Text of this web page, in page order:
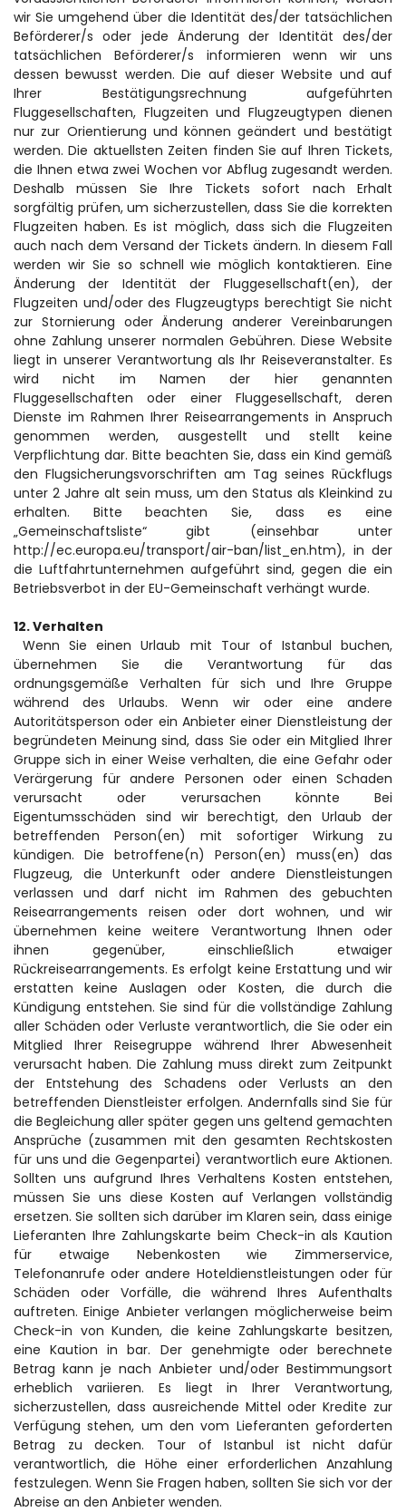
wir Sie umgehend über die Identität des/der tatsächlichen
Beförderer/s oder jede Änderung der Identität des/der
tatsächlichen Beförderer/s informieren wenn wir uns
dessen bewusst werden. Die auf dieser Website und auf
Ihrer Bestätigungsrechnung aufgeführten
Fluggesellschaften, Flugzeiten und Flugzeugtypen dienen
nur zur Orientierung und können geändert und bestätigt
werden. Die aktuellsten Zeiten finden Sie auf Ihren Tickets,
die Ihnen etwa zwei Wochen vor Abflug zugesandt werden.
Deshalb müssen Sie Ihre Tickets sofort nach Erhalt
sorgfältig prüfen, um sicherzustellen, dass Sie die korrekten
Flugzeiten haben. Es ist möglich, dass sich die Flugzeiten
auch nach dem Versand der Tickets ändern. In diesem Fall
werden wir Sie so schnell wie möglich kontaktieren. Eine
Änderung der Identität der Fluggesellschaft(en), der
Flugzeiten und/oder des Flugzeugtyps berechtigt Sie nicht
zur Stornierung oder Änderung anderer Vereinbarungen
ohne Zahlung unserer normalen Gebühren. Diese Website
liegt in unserer Verantwortung als Ihr Reiseveranstalter. Es
wird nicht im Namen der hier genannten
Fluggesellschaften oder einer Fluggesellschaft, deren
Dienste im Rahmen Ihrer Reisearrangements in Anspruch
genommen werden, ausgestellt und stellt keine
Verpflichtung dar. Bitte beachten Sie, dass ein Kind gemäß
den Flugsicherungsvorschriften am Tag seines Rückflugs
unter 2 Jahre alt sein muss, um den Status als Kleinkind zu
erhalten. Bitte beachten Sie, dass es eine
„Gemeinschaftsliste“ gibt (einsehbar unter
http://ec.europa.eu/transport/air-ban/list_en.htm), in der
die Luftfahrtunternehmen aufgeführt sind, gegen die ein
Betriebsverbot in der EU-Gemeinschaft verhängt wurde.
12. Verhalten
Wenn Sie einen Urlaub mit Tour of Istanbul buchen,
übernehmen Sie die Verantwortung für das
ordnungsgemäße Verhalten für sich und Ihre Gruppe
während des Urlaubs. Wenn wir oder eine andere
Autoritätsperson oder ein Anbieter einer Dienstleistung der
begründeten Meinung sind, dass Sie oder ein Mitglied Ihrer
Gruppe sich in einer Weise verhalten, die eine Gefahr oder
Verärgerung für andere Personen oder einen Schaden
verursacht oder verursachen könnte Bei
Eigentumsschäden sind wir berechtigt, den Urlaub der
betreffenden Person(en) mit sofortiger Wirkung zu
kündigen. Die betroffene(n) Person(en) muss(en) das
Flugzeug, die Unterkunft oder andere Dienstleistungen
verlassen und darf nicht im Rahmen des gebuchten
Reisearrangements reisen oder dort wohnen, und wir
übernehmen keine weitere Verantwortung Ihnen oder
ihnen gegenüber, einschließlich etwaiger
Rückreisearrangements. Es erfolgt keine Erstattung und wir
erstatten keine Auslagen oder Kosten, die durch die
Kündigung entstehen. Sie sind für die vollständige Zahlung
aller Schäden oder Verluste verantwortlich, die Sie oder ein
Mitglied Ihrer Reisegruppe während Ihrer Abwesenheit
verursacht haben. Die Zahlung muss direkt zum Zeitpunkt
der Entstehung des Schadens oder Verlusts an den
betreffenden Dienstleister erfolgen. Andernfalls sind Sie für
die Begleichung aller später gegen uns geltend gemachten
Ansprüche (zusammen mit den gesamten Rechtskosten
für uns und die Gegenpartei) verantwortlich eure Aktionen.
Sollten uns aufgrund Ihres Verhaltens Kosten entstehen,
müssen Sie uns diese Kosten auf Verlangen vollständig
ersetzen. Sie sollten sich darüber im Klaren sein, dass einige
Lieferanten Ihre Zahlungskarte beim Check-in als Kaution
für etwaige Nebenkosten wie Zimmerservice,
Telefonanrufe oder andere Hoteldienstleistungen oder für
Schäden oder Vorfälle, die während Ihres Aufenthalts
auftreten. Einige Anbieter verlangen möglicherweise beim
Check-in von Kunden, die keine Zahlungskarte besitzen,
eine Kaution in bar. Der genehmigte oder berechnete
Betrag kann je nach Anbieter und/oder Bestimmungsort
erheblich variieren. Es liegt in Ihrer Verantwortung,
sicherzustellen, dass ausreichende Mittel oder Kredite zur
Verfügung stehen, um den vom Lieferanten geforderten
Betrag zu decken. Tour of Istanbul ist nicht dafür
verantwortlich, die Höhe einer erforderlichen Anzahlung
festzulegen. Wenn Sie Fragen haben, sollten Sie sich vor der
Abreise an den Anbieter wenden.